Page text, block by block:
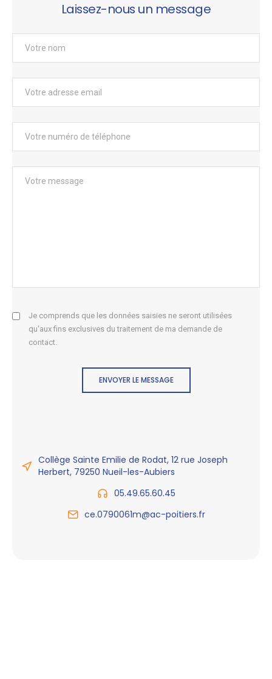
Laissez-nous un message
Je comprends que les données saisies ne seront utilisées
qu'aux fins exclusives du traitement de ma demande de
contact.
ENVOYER LE MESSAGE
Collège Sainte Emilie de Rodat, 12 rue Joseph
Herbert, 79250 Nueil-les-Aubiers
05.49.65.60.45
ce.0790061m@ac-poitiers.fr